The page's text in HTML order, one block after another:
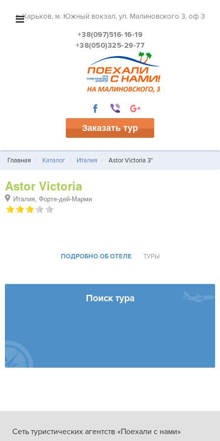
г. Харьков, м. Южный вокзал, ул. Малиновского 3, оф 3
+38(097)516-16-19
+38(050)325-29-77
Заказать тур
Главная Каталог Италия Astor Victoria 3*
Astor Victoria
Италия, Форте-дей-Марми
ПОДРОБНО ОБ ОТЕЛЕ ТУРЫ
Поиск тура
Сеть туристических агентств «Поехали с нами»